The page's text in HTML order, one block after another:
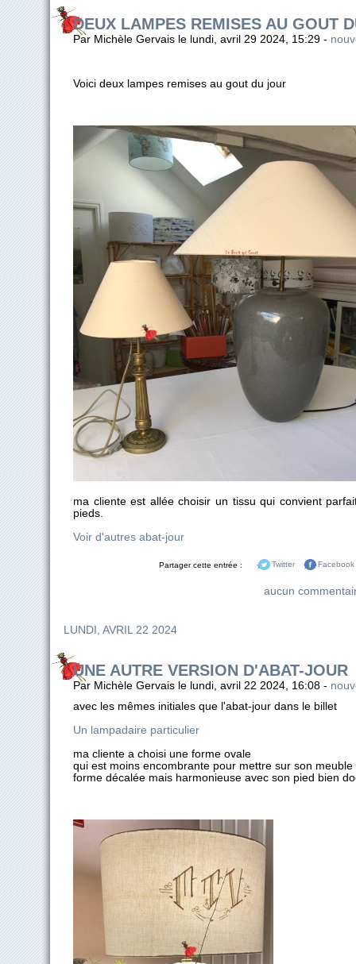
DEUX LAMPES REMISES AU GOUT
Par Michèle Gervais le lundi, avril 29 2024, 15:29 -
Voici deux lampes remises au gout du jour
ma cliente est allée choisir un tissu qui convient
pieds.
Voir d'autres abat-jour
Partager cette entrée : Twitter Facebook
aucun
LUNDI, AVRIL 22 2024
UNE AUTRE VERSION D'ABAT-JOUR
Par Michèle Gervais le lundi, avril 22 2024, 16:08 -
avec les mêmes initiales que l'abat-jour dans le billet
Un lampadaire particulier
ma cliente a choisi une forme ovale
qui est moins encombrante pour mettre sur son
forme décalée mais harmonieuse avec son pied bien